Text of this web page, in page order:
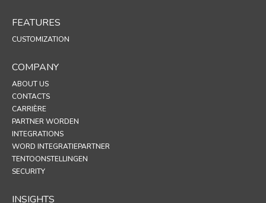
FEATURES
CUSTOMIZATION
COMPANY
ABOUT US
CONTACTS
CARRIÈRE
PARTNER WORDEN
INTEGRATIONS
WORD INTEGRATIEPARTNER
TENTOONSTELLINGEN
SECURITY
INSIGHTS